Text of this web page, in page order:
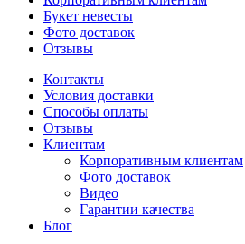
Букет невесты
Фото доставок
Отзывы
Контакты
Условия доставки
Способы оплаты
Отзывы
Клиентам
Корпоративным клиентам
Фото доставок
Видео
Гарантии качества
Блог